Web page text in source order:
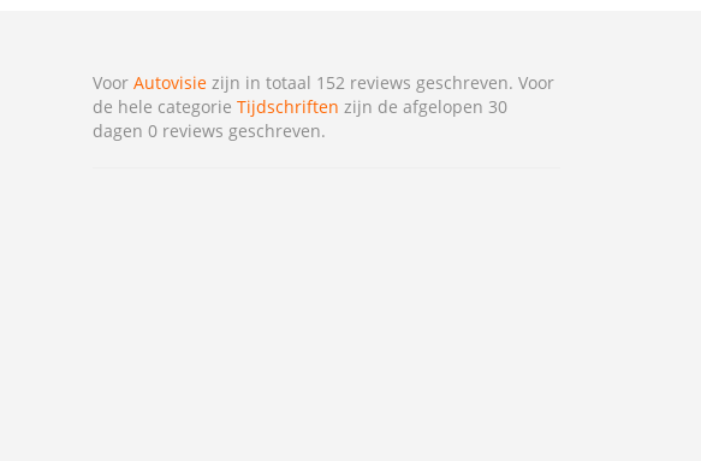
Voor Autovisiezijn in totaal 152 reviews geschreven. Voor
de hele categorie Tijdschriften zijn de afgelopen 30
dagen 0 reviews geschreven.